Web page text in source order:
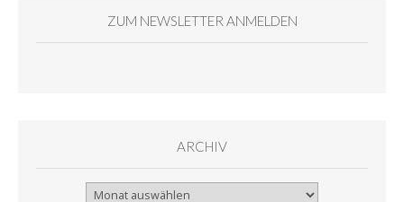
ZUM NEWSLETTER ANMELDEN
ARCHIV
Archiv